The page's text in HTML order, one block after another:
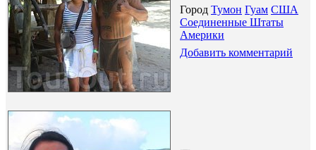
Город Тумон Гуам США
Соединенные Штаты
Америки
Добавить комментарий